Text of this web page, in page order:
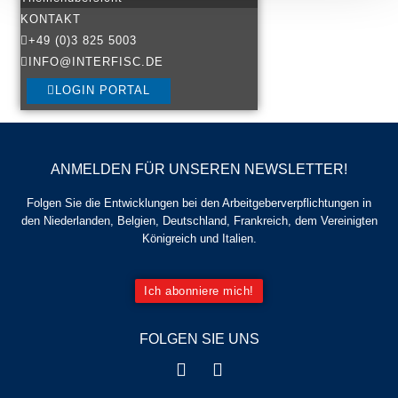
KONTAKT
+49 (0)3 825 5003
INFO@INTERFISC.DE
LOGIN PORTAL
FOLGEN SIE UNS
ANMELDEN FÜR UNSEREN NEWSLETTER!
Folgen Sie die Entwicklungen bei den Arbeitgeberverpflichtungen in
den Niederlanden, Belgien, Deutschland, Frankreich, dem Vereinigten
Königreich und Italien.
Ich abonniere mich!